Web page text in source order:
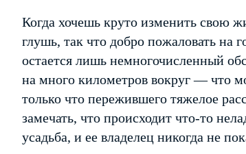
Когда хочешь круто изменить свою
глушь, так что добро пожаловать на
остается лишь немногочисленный
на много километров вокруг — что
только что пережившего тяжелое
замечать, что происходит что-то
усадьба, и ее владелец никогда не